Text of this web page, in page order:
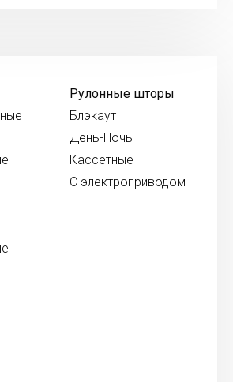
Рулонные шторы
Блэкаут
День-Ночь
Кассетные
С электроприводом